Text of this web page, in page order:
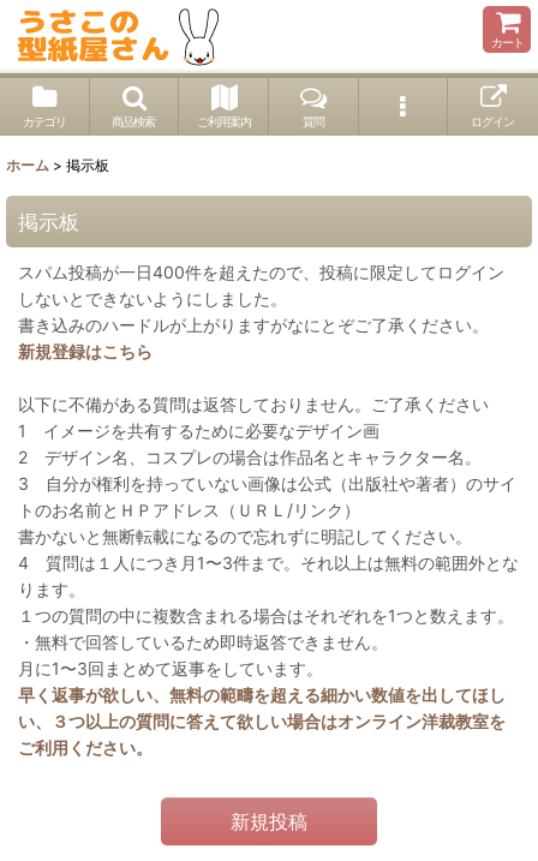
カート
カテゴリ 商品検索 ご利用案内 質問 ログイン
ホーム > 掲示板
掲示板
スパム投稿が一日400件を超えたので、投稿に限定してログイン
しないとできないようにしました。
書き込みのハードルが上がりますがなにとぞご了承ください。
新規登録はこちら
以下に不備がある質問は返答しておりません。ご了承ください
1 イメージを共有するために必要なデザイン画
2 デザイン名、コスプレの場合は作品名とキャラクター名。
3 自分が権利を持っていない画像は公式（出版社や著者）のサイ
トのお名前とＨＰアドレス（ＵＲＬ/リンク）
書かないと無断転載になるので忘れずに明記してください。
4 質問は１人につき月1〜3件まで。それ以上は無料の範囲外とな
ります。
１つの質問の中に複数含まれる場合はそれぞれを1つと数えます。
・無料で回答しているため即時返答できません。
月に1〜3回まとめて返事をしています。
早く返事が欲しい、無料の範疇を超える細かい数値を出してほし
い、３つ以上の質問に答えて欲しい場合はオンライン洋裁教室を
ご利用ください。
新規投稿